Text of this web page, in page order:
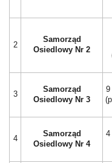
2
Samorząd
Osiedlowy Nr 2
3
Samorząd
Osiedlowy Nr 3
9
4
Samorząd
Osiedlowy Nr 4
4